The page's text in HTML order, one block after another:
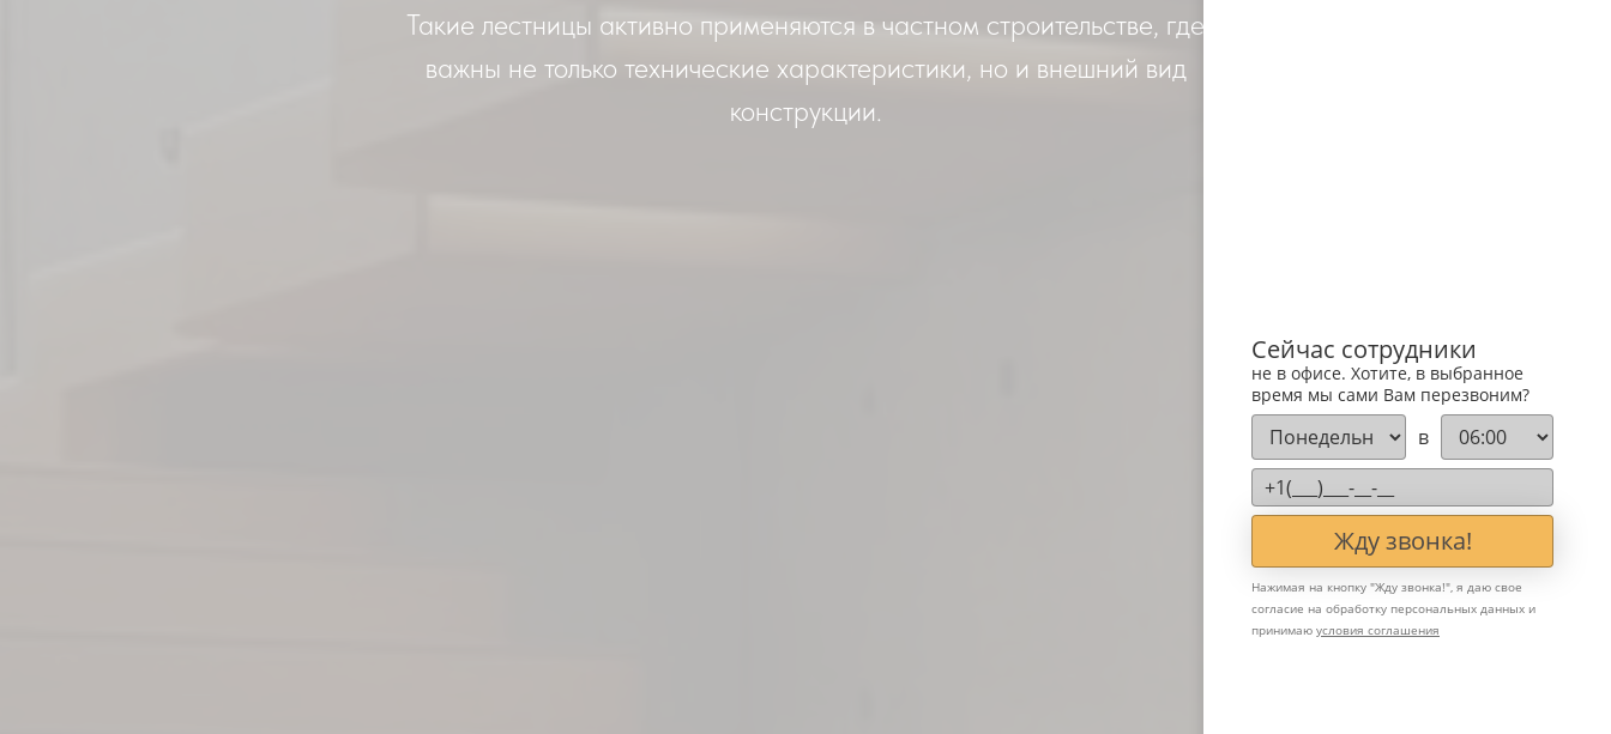
Такие лестницы активно применяются в частном строительстве, где
важны не только технические характеристики, но и внешний вид
конструкции.
Сейчас сотрудники
не в офисе. Хотите, в выбранное
время мы сами Вам перезвоним?
в
Жду звонка!
Нажимая на кнопку "Жду звонка!", я даю свое
согласие на обработку персональных данных и
принимаю условия соглашения